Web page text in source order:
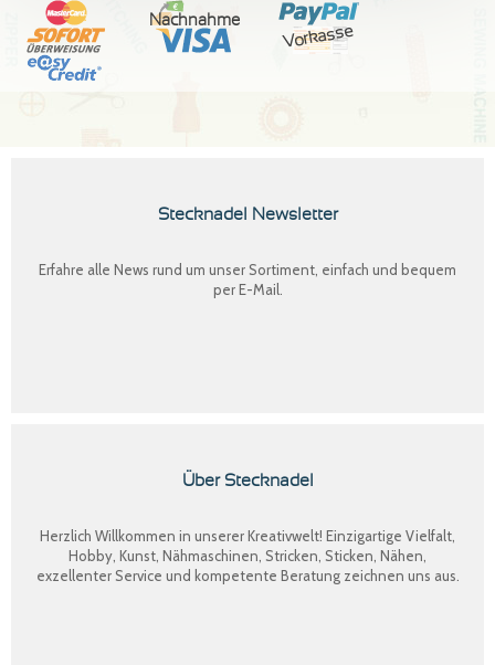
Nachnahme
Vorkasse
Stecknadel Newsletter
Erfahre alle News rund um unser Sortiment, einfach und bequem
per E-Mail.
Über Stecknadel
Herzlich Willkommen in unserer Kreativwelt! Einzigartige Vielfalt,
Hobby, Kunst, Nähmaschinen, Stricken, Sticken, Nähen,
exzellenter Service und kompetente Beratung zeichnen uns aus.